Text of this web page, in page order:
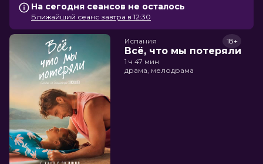
На сегодня сеансов не осталось
Ближайший сеанс завтра в 12:30
Испания
Всё, что мы потеряли
18+
1 ч 47 мин
драма, мелодрама